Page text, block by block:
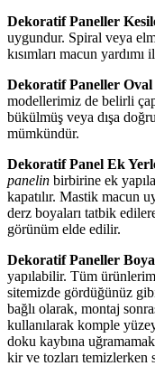
Dekoratif Paneller
uygundur. Spiral veya
kısımları macun
Dekoratif Paneller
modellerimiz de belirli
bükülmüş veya dışa
mümkündür.
Dekoratif Panel Ek
panelin birbirine ek
kapatılır. Mastik macun
derz boyaları tatbik
görünüm elde edilir.
Dekoratif Paneller
yapılabilir. Tüm
sitemizde gördüğünüz
bağlı olarak, montaj
kullanılarak komple
doku kaybına
kir ve tozları temizlerken